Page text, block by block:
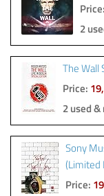
Price:
2
The Wall
Price:
2 used
Sony
(Limited
Price: